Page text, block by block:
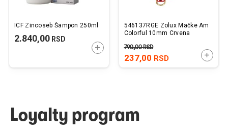
ICF Zincoseb Šampon 250ml
2.840,00 RSD
DODAJTE U KORPU
546137RGE Zolux Mačke Am
Colorful 10mm Crvena
237,00 RSD
790,00RSD
Loyalty program